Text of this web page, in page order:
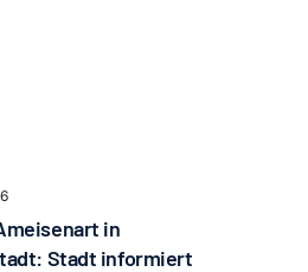
in
Stadt informiert